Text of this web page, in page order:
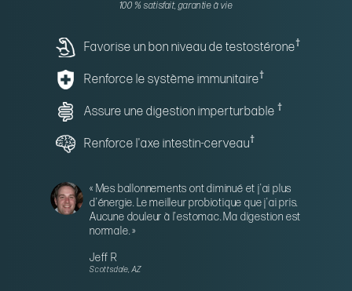
100 % satisfait, garantie à vie
Favorise un bon niveau de testostérone†
Renforce le système immunitaire†
Assure une digestion imperturbable †
Renforce l'axe intestin-cerveau†
« Mes ballonnements ont diminué et j'ai plus
d'énergie. Le meilleur probiotique que j'ai pris.
Aucune douleur à l'estomac. Ma digestion est
normale. »
Jeff R
Scottsdale, AZ